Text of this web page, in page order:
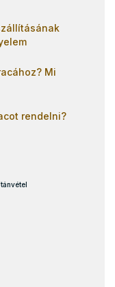
Mi
rendelni?